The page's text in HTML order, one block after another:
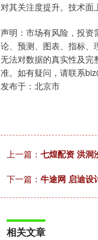
对其关注度提升。技术面
声明：市场有风险，投资
论、预测、图表、指标、
无法对数据的真实性及完
准。如有疑问，请联系
发布于：北京市
上一篇： 七煌配资 洪洞
下一篇： 牛途网 启迪设
相关文章